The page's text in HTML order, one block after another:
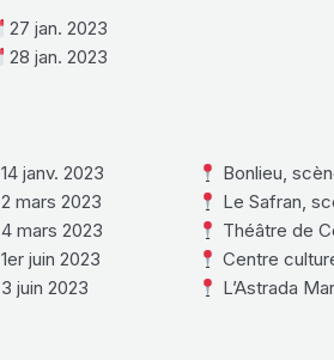
27 jan. 2023
28 jan. 2023
14 janv. 2023
2 mars 2023
4 mars 2023
1er juin 2023
3 juin 2023
Bonlieu,
Le Safran,
Théâtre de
Centre
L’Astrada